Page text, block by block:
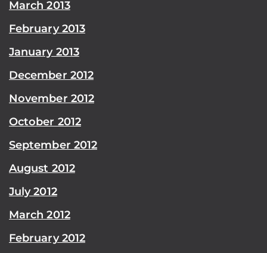
March 2013
February 2013
January 2013
December 2012
November 2012
October 2012
September 2012
August 2012
July 2012
March 2012
February 2012